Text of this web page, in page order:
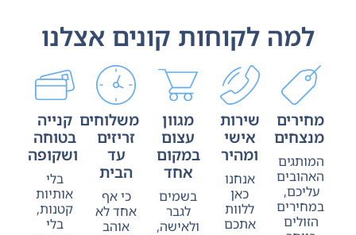
למה לקוחות קונים אצלנו
מחירים
מנצחים
המותגים
האהובים
עליכם,
במחירים
הזולים
שירות
אישי
ומהיר
אנחנו
כאן
ללוות
אתכם
מגוון
עצום
במקום
אחד
בשמים
לגבר
ולאישה,
משלוחים
זריזים
עד
הבית
כי אף
אחד לא
אוהב
קנייה
בטוחה
ושקופה
בלי
אותיות
קטנות,
בלי